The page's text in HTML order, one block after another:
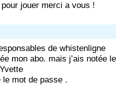
jouer merci a vous !
de whistenligne
mon abo. mais j’ais notée
le mot de passe .